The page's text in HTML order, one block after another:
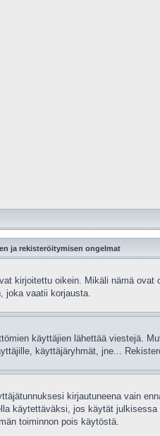
ja rekisteröitymisen ongelmat
kirjoitettu oikein. Mikäli nämä
joka vaatii korjausta.
käyttäjien lähettää viestejä.
käyttäjäryhmät, jne...
kirjautuneena vain
käytettäväksi, jos käytät
toiminnon pois käytöstä.